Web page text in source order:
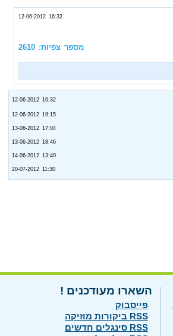
12-06-2012 16:32
מספר צפיות: 2610
12-06-2012 16:32
12-06-2012 19:15
13-06-2012 17:04
13-06-2012 18:46
14-06-2012 13:40
20-07-2012 11:30
השארו מעודכנים !
פייסבוק
RSS ביקורות מוזיקה
RSS סינגלים חדשים